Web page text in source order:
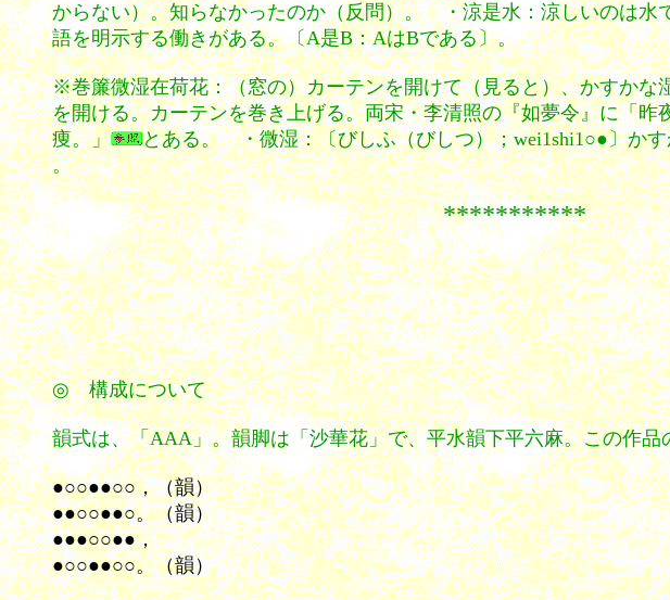
からない）。知らなかったのか（反問）。 ・涼是水：涼しいのは
語を明示する働きがある。〔A是B：AはBである〕。
※巻簾微湿在荷花：（窓の）カーテンを開けて（見ると）、かすか
を開ける。カーテンを巻き上げる。両宋・李清照の『如夢令』に「昨
痩。」
とある。 ・微湿：〔びしふ（びしつ）；wei1shi1○●〕
。
***********
◎構成について
韻式は、「AAA」。韻脚は「沙華花」で、平水韻下平六麻。この作品
●○○●●○○，（韻）
●●○○●●○。（韻）
●●●○○●●，
●○○●●○○。（韻）